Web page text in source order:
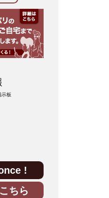
示板
!
ちら